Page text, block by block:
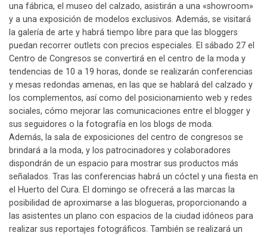
una fábrica, el museo del calzado, asistirán a una «showroom»
y a una exposición de modelos exclusivos. Además, se visitará
la galería de arte y habrá tiempo libre para que las bloggers
puedan recorrer outlets con precios especiales. El sábado 27 el
Centro de Congresos se convertirá en el centro de la moda y
tendencias de 10 a 19 horas, donde se realizarán conferencias
y mesas redondas amenas, en las que se hablará del calzado y
los complementos, así como del posicionamiento web y redes
sociales, cómo mejorar las comunicaciones entre el blogger y
sus seguidores o la fotografía en los blogs de moda.
Además, la sala de exposiciones del centro de congresos se
brindará a la moda, y los patrocinadores y colaboradores
dispondrán de un espacio para mostrar sus productos más
señalados. Tras las conferencias habrá un cóctel y una fiesta en
el Huerto del Cura. El domingo se ofrecerá a las marcas la
posibilidad de aproximarse a las blogueras, proporcionando a
las asistentes un plano con espacios de la ciudad idóneos para
realizar sus reportajes fotográficos. También se realizará un